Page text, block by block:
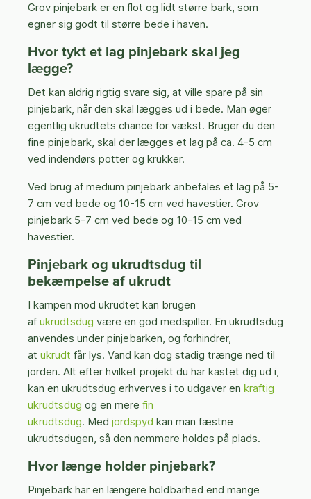
Grov pinjebark er en flot og lidt større bark, som
egner sig godt til større bede i haven.
Hvor tykt et lag pinjebark skal jeg
lægge?
Det kan aldrig rigtig svare sig, at ville spare på sin
pinjebark, når den skal lægges ud i bede. Man øger
egentlig ukrudtets chance for vækst. Bruger du den
fine pinjebark, skal der lægges et lag på ca. 4-5 cm
ved indendørs potter og krukker.
Ved brug af medium pinjebark anbefales et lag på 5-
7 cm ved bede og 10-15 cm ved havestier. Grov
pinjebark 5-7 cm ved bede og 10-15 cm ved
havestier.
Pinjebark og ukrudtsdug til
bekæmpelse af ukrudt
I kampen mod ukrudtet kan brugen
af ukrudtsdug være en god medspiller. En ukrudtsdug
anvendes under pinjebarken, og forhindrer,
at ukrudt får lys. Vand kan dog stadig trænge ned til
jorden. Alt efter hvilket projekt du har kastet dig ud i,
kan en ukrudtsdug erhverves i to udgaver en kraftig
ukrudtsdug og en mere fin
ukrudtsdug. Med jordspyd kan man fæstne
ukrudtsdugen, så den nemmere holdes på plads.
Hvor længe holder pinjebark?
Pinjebark har en længere holdbarhed end mange